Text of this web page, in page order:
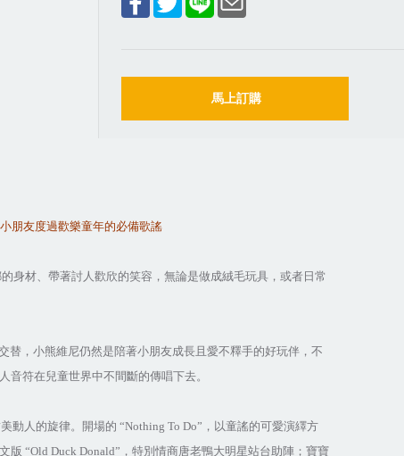
馬上訂購
朋友度過歡樂童年的必備歌謠
身材、帶著討人歡欣的笑容，無論是做成絨毛玩具，或者日常
替，小熊維尼仍然是陪著小朋友成長且愛不釋手的好玩伴，不
符在兒童世界中不間斷的傳唱下去。
動人的旋律。開場的 “Nothing To Do” ，以童謠的可愛演繹方
版 “Old Duck Donald” ，特別情商唐老鴨大明星站台助陣；寶寶